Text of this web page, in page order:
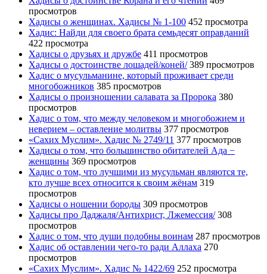
просмотров
Хадисы о женщинах. Хадисы № 1-100 452 просмотра
Хадис: Найди для своего брата семьдесят оправданий
422 просмотра
Хадисы о друзьях и дружбе 411 просмотров
Хадисы о достоинстве лошадей/коней/ 389 просмотров
Хадис о мусульманине, который проживает среди
многобожников 385 просмотров
Хадисы о произношении салавата за Пророка 380
просмотров
Хадис о том, что между человеком и многобожием и
неверием – оставление молитвы 377 просмотров
«Сахих Муслим». Хадис № 2749/11 377 просмотров
Хадисы о том, что большинство обитателей Ада −
женщины 369 просмотров
Хадис о том, что лучшими из мусульман являются те,
кто лучше всех относится к своим жёнам 319
просмотров
Хадисы о ношении бороды 309 просмотров
Хадисы про Даджаля/Антихрист, Лжемессия/ 308
просмотров
Хадис о том, что души подобны воинам 287 просмотров
Хадис об оставлении чего-то ради Аллаха 270
просмотров
«Сахих Муслим». Хадис № 1422/69 252 просмотра